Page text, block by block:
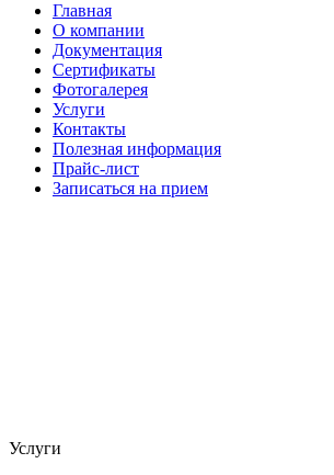
Главная
О компании
Документация
Сертификаты
Фотогалерея
Услуги
Контакты
Полезная информация
Прайс-лист
Записаться на прием
Услуги